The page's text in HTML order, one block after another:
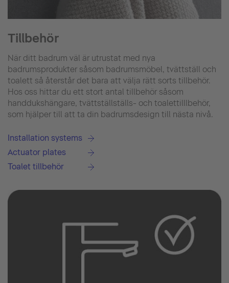
Tillbehör
När ditt badrum väl är utrustat med nya
badrumsprodukter såsom badrumsmöbel, tvättställ och
toalett så återstår det bara att välja rätt sorts tillbehör.
Hos oss hittar du ett stort antal tillbehör såsom
handdukshängare, tvättställställs- och toalettilllbehör,
som hjälper till att ta din badrumsdesign till nästa nivå.
Installation systems
Actuator plates
Toalet tillbehör